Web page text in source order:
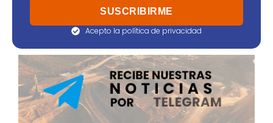
Acepto la política de privacidad